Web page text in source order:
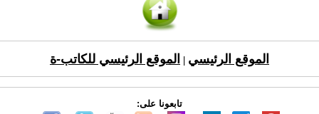
الموقع الرئيسي الموقع الرئيسي للكاتب-ة
تابعونا على: